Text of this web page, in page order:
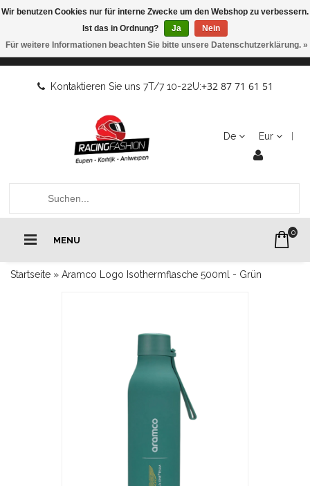
Kontaktieren Sie uns 7T/7 10-22U:+32 87 71 61 51
De Eur
MENU
0
Startseite » Aramco Logo Isothermflasche 500ml - Grün
Wir benutzen Cookies nur für interne Zwecke um den Webshop zu verbessern.
Ist das in Ordnung?
Ja
Nein
Für weitere Informationen beachten Sie bitte unsere Datenschutzerklärung. »